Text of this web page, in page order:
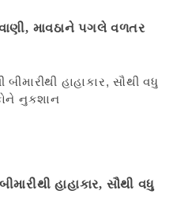
માવઠાને પગલે વળતર
હાહાકાર, સૌથી વધુ